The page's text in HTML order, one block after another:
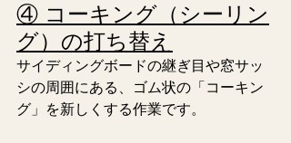
④ コーキング（シーリン
グ）の打ち替え
サイディングボードの継ぎ目や窓サッ
シの周囲にある、ゴム状の「コーキン
グ」を新しくする作業です。